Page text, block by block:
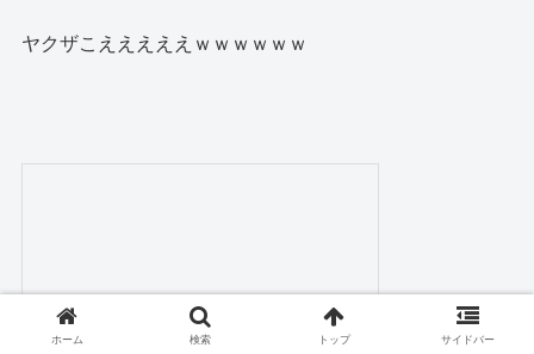
ヤクザこえええええｗｗｗｗｗｗ
ホーム 検索 トップ サイドバー